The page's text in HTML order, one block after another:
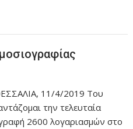
11/4/2019 Του
την τελευταία
2600 λογαριασμών στο